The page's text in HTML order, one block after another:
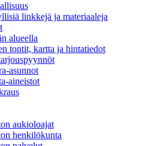
linkkejä ja materiaaleja
alueella
tontit, kartta ja hintatiedot
asunnot
aineistot
aukioloajat
henkilökunta